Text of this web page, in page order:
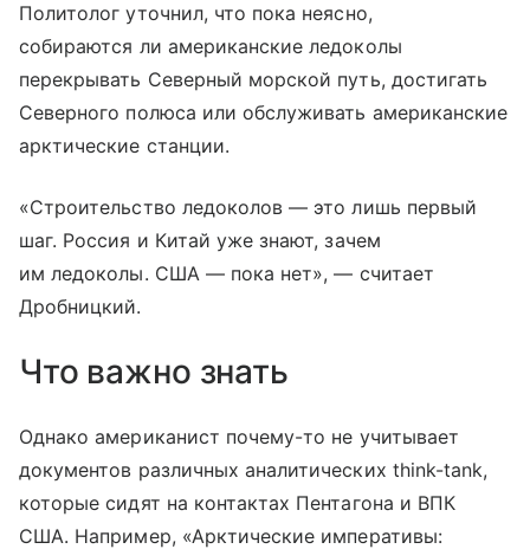
Политолог уточнил, что пока неясно,
собираются ли американские ледоколы
перекрывать Северный морской путь, достигать
Северного полюса или обслуживать американские
арктические станции.
«Строительство ледоколов — это лишь первый
шаг. Россия и Китай уже знают, зачем
им ледоколы. США — пока нет», — считает
Дробницкий.
Что важно знать
Однако американист почему-то не учитывает
документов различных аналитических think-tank,
которые сидят на контактах Пентагона и ВПК
США. Например, «Арктические императивы: